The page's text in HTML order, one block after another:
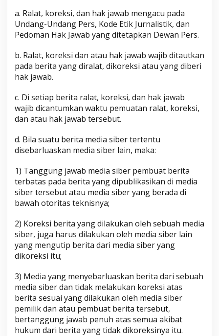
a. Ralat, koreksi, dan hak jawab mengacu pada
Undang-Undang Pers, Kode Etik Jurnalistik, dan
Pedoman Hak Jawab yang ditetapkan Dewan Pers.
b. Ralat, koreksi dan atau hak jawab wajib ditautkan
pada berita yang diralat, dikoreksi atau yang diberi
hak jawab.
c. Di setiap berita ralat, koreksi, dan hak jawab
wajib dicantumkan waktu pemuatan ralat, koreksi,
dan atau hak jawab tersebut.
d. Bila suatu berita media siber tertentu
disebarluaskan media siber lain, maka:
1) Tanggung jawab media siber pembuat berita
terbatas pada berita yang dipublikasikan di media
siber tersebut atau media siber yang berada di
bawah otoritas teknisnya;
2) Koreksi berita yang dilakukan oleh sebuah media
siber, juga harus dilakukan oleh media siber lain
yang mengutip berita dari media siber yang
dikoreksi itu;
3) Media yang menyebarluaskan berita dari sebuah
media siber dan tidak melakukan koreksi atas
berita sesuai yang dilakukan oleh media siber
pemilik dan atau pembuat berita tersebut,
bertanggung jawab penuh atas semua akibat
hukum dari berita yang tidak dikoreksinya itu.